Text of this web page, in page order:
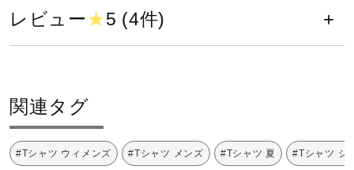
その他
素材
原産国
レビュー★5 (4件)
関連タグ
#Tシャツ ウィメンズ #Tシャツ メンズ #Tシャツ 夏 #Tシャツ シ